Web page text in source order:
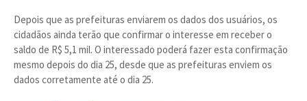
Depois que as prefeituras enviarem os dados dos usuários, os
cidadãos ainda terão que confirmar o interesse em receber o
saldo de R$ 5,1 mil. O interessado poderá fazer esta confirmação
mesmo depois do dia 25, desde que as prefeituras enviem os
dados corretamente até o dia 25.